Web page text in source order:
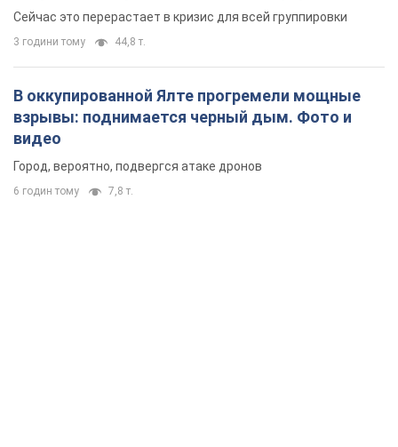
удалось
Сейчас это перерастает в кризис для всей группировки
3 години тому 44,8 т.
В оккупированной Ялте прогремели мощные
взрывы: поднимается черный дым. Фото и
видео
Город, вероятно, подвергся атаке дронов
6 годин тому 7,8 т.